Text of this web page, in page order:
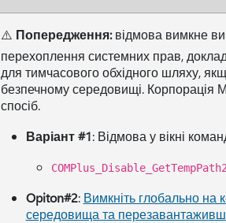
⚠️ Попередження:відмова вимкне
перехоплення системних прав,
для тимчасового обхідного шляху,
безпечному середовищі. Корпорація
спосіб.
Варіант #1: Відмова у вікні
Opiton#2: Вимкніть глобально на
середовища та